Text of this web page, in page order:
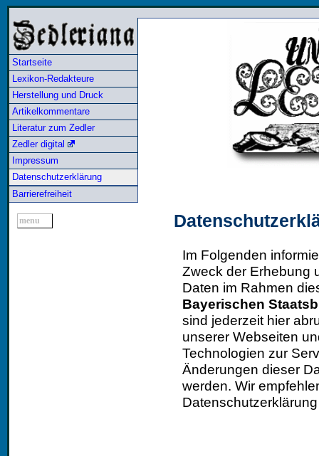
menu
Startseite
Lexikon-Redakteure
Herstellung und Druck
Artikelkommentare
Literatur zum Zedler
Zedler digital
Impressum
Datenschutzerklärung
Barrierefreiheit
Im Folgenden
Zweck der Erhebung
Daten im Rahmen
Bayerischen
sind jederzeit hier
unserer Webseiten
Technologien zur
Änderungen dieser
werden. Wir